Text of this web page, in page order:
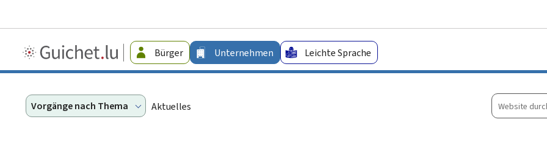
Guichet.lu
-
Bürger Unternehmen Leichte Sprache
Vorgänge nach Thema Aktuelles
Website